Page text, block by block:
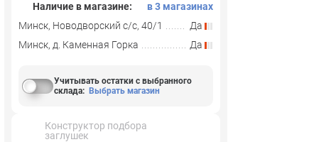
Наличие в магазине:
в 3 магазинах
Минск, Новодворский с/с, 40/1
Да
Минск, д. Каменная Горка
Да
Учитывать остатки с выбранного
склада: Выбрать магазин
Конструктор подбора
заглушек